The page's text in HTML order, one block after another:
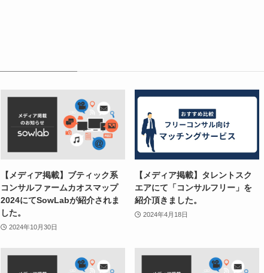
【メディア掲載】ブティック系
コンサルファームカオスマップ
2024にてSowLabが紹介されま
した。
2024年10月30日
【メディア掲載】タレントスク
エアにて「コンサルフリー」を
紹介頂きました。
2024年4月18日